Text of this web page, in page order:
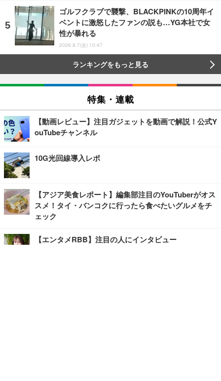
ゴルフクラブで襲撃、BLACKPINKの10周年イ
ベントに激怒したファンの説も…YG本社で女
性が暴れる
2026.8.7(金) 10:47
ランキングをもっと見る
特集・連載
【動画レビュー】注目ガジェットを動画で解説！公式Y
ouTubeチャンネル
10G光回線導入レポ
【アジア美食レポート】編集部注目のYouTuberがオス
スメ！タイ・バンコクに行ったら食べたいグルメをチ
ェック
【エンタメRBB】注目の人にインタビュー